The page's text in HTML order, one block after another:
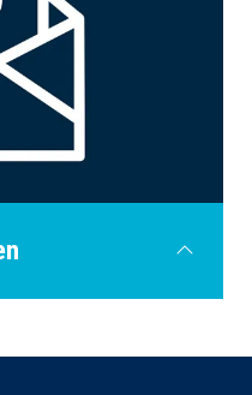
Publikum